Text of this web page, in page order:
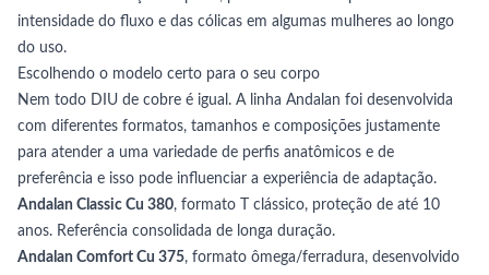
intensidade do fluxo e das cólicas em algumas mulheres ao longo
do uso.
Escolhendo o modelo certo para o seu corpo
Nem todo DIU de cobre é igual. A linha Andalan foi desenvolvida
com diferentes formatos, tamanhos e composições justamente
para atender a uma variedade de perfis anatômicos e de
preferência e isso pode influenciar a experiência de adaptação.
Andalan Classic Cu 380, formato T clássico, proteção de até 10
anos. Referência consolidada de longa duração.
Andalan Comfort Cu 375, formato ômega/ferradura, desenvolvido